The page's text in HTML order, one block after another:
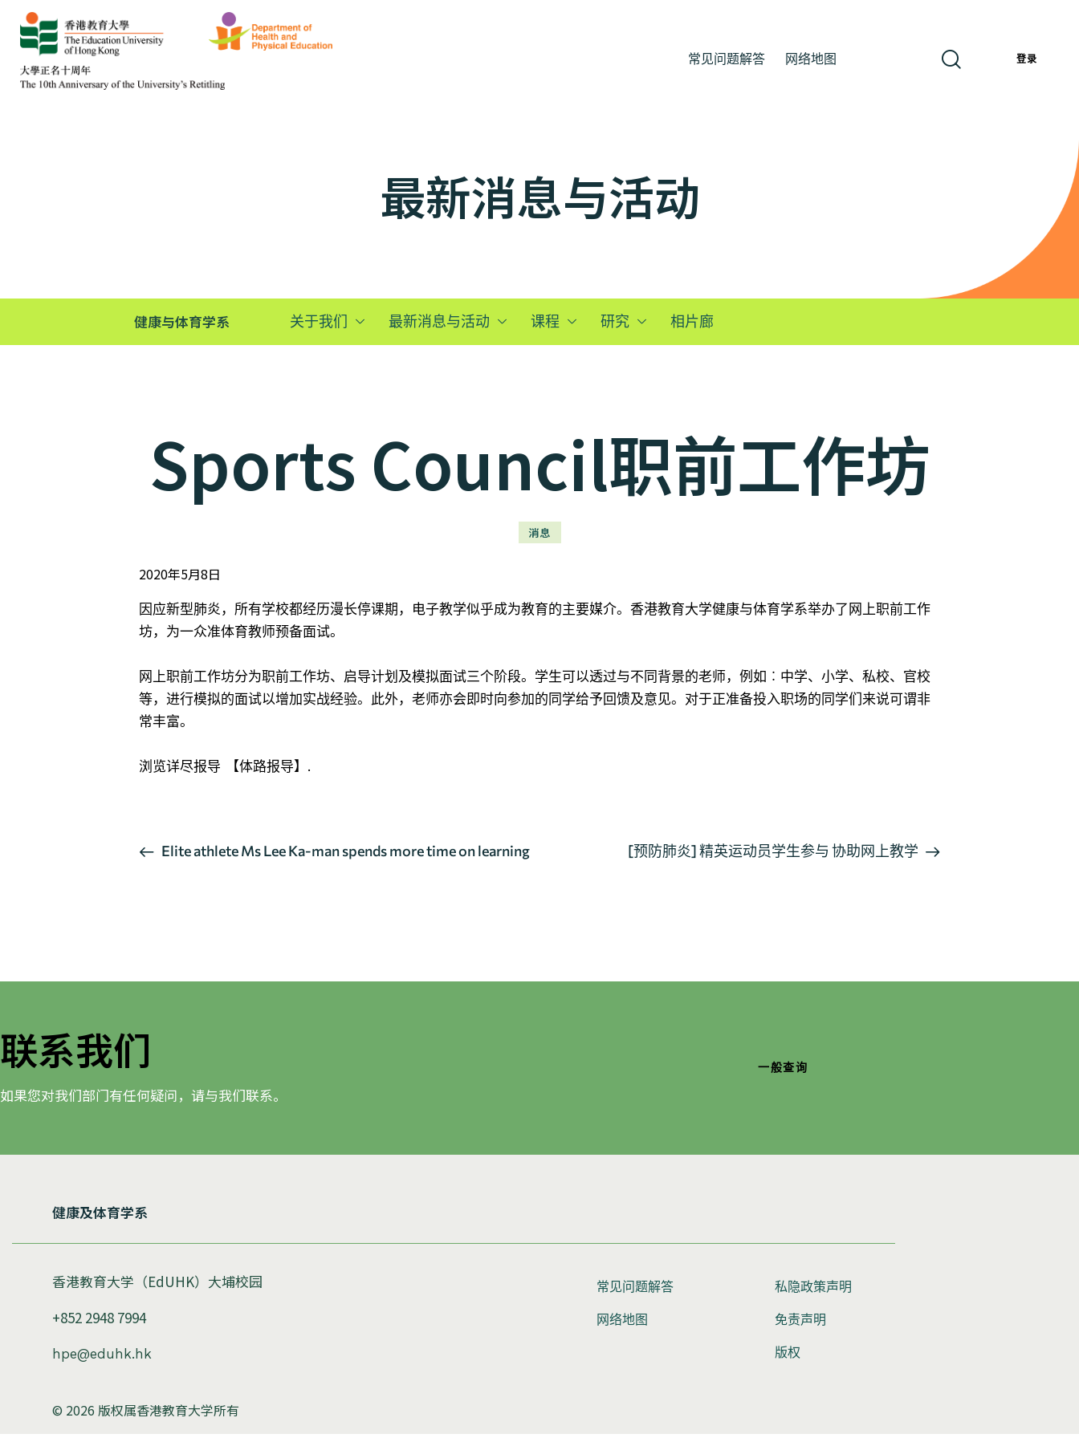
常见问题解答 网络地图 登录
最新消息与活动
健康与体育学系 关于我们 最新消息与活动 课程 研究 相片廊
Sports Council职前工作坊
消息
2020年5月8日
因应新型肺炎，所有学校都经历漫长停课期，电子教学似乎成为教育的主要媒介。香港教育大学健康与体育学系举办了网上职前工作
坊，为一众准体育教师预备面试。
网上职前工作坊分为职前工作坊、启导计划及模拟面试三个阶段。学生可以透过与不同背景的老师，例如︰中学、小学、私校、官校
等，进行模拟的面试以增加实战经验。此外，老师亦会即时向参加的同学给予回馈及意见。对于正准备投入职场的同学们来说可谓非
常丰富。
浏览详尽报导 【体路报导】 .
活Elite athlete Ms Lee Ka-man spends more time on learning [预防肺炎] 精英运动员学生参与 协助网上教学
联系我们
如果您对我们部门有任何疑问，请与我们联系。
一般查询
健康及体育学系
香港教育大学（EdUHK）大埔校园
+852 2948 7994
hpe@eduhk.hk
常见问题解答
网络地图
私隐政策声明
免责声明
版权
© 2026 版权属香港教育大学所有